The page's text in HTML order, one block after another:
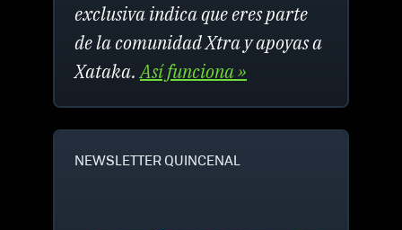
exclusiva indica que eres parte
de la comunidad Xtra y apoyas a
Xataka.Así funciona »
NEWSLETTER QUINCENAL